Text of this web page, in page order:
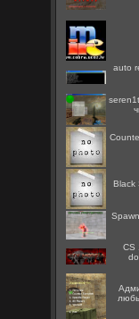
auto
Black
CS